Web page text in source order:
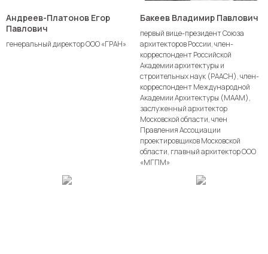
Андреев-Платонов Егор
Павлович
генеральный директор ООО «ГРАН»
Бакеев Владимир Павлович
первый вице-президент Союза
архитекторов России, член-
корреспондент Российской
Академии архитектуры и
строительных наук (РААСН), член-
корреспондент Международной
Академии Архитектуры (МААМ),
заслуженный архитектор
Московской области, член
Правления Ассоциации
проектировщиков Московской
области, главный архитектор ООО
«МГПМ»